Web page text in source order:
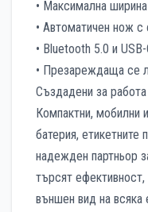
• Максимална
• Автоматичен нож с
• Bluetooth 5.0 и
• Презареждаща се
Създадени за работа
Компактни, мобилни
батерия, етикетните
надежден партньор
търсят
външен вид на всяка